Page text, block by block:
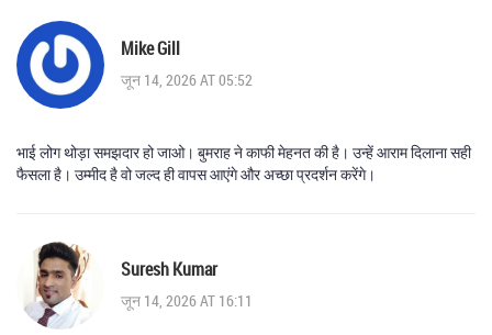
Mike Gill
जून 14, 2026 AT 05:52
भाई लोग थोड़ा समझदार हो जाओ। बुमराह ने काफी मेहनत की है। उन्हें आराम दिलाना सही
फैसला है। उम्मीद है वो जल्द ही वापस आएंगे और अच्छा प्रदर्शन करेंगे।
Suresh Kumar
जून 14, 2026 AT 16:11